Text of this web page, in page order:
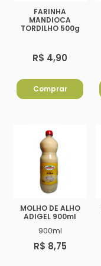
FARINHA
MANDIOCA
TORDILHO 500g
R$ 4,90
Comprar
MOLHO DE ALHO
ADIGEL 900ml
900ml
R$ 8,75